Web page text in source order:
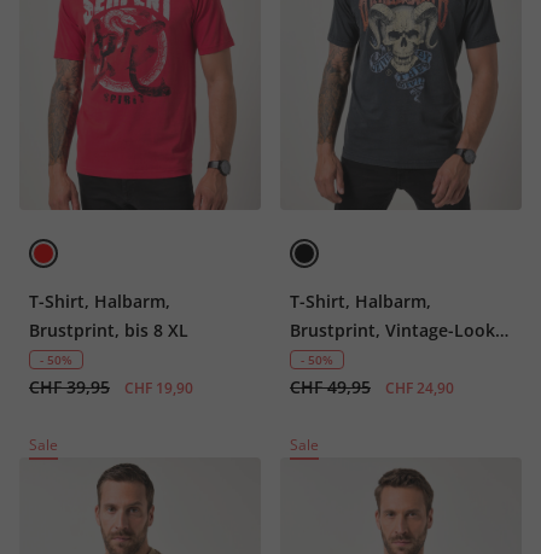
T-Shirt, Halbarm,
Brustprint, bis 8 XL
- 50%
CHF 39,95 CHF 19,90
T-Shirt, Halbarm,
Brustprint, Vintage-Look,
bis 8 XL
- 50%
CHF 49,95 CHF 24,90
Sale Sale